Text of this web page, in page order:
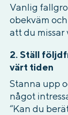
Vanlig
obekväm
att du missar
2. Ställ
värt tiden
Stanna upp
något
“Kan du